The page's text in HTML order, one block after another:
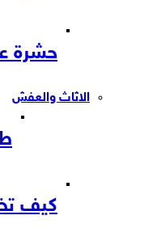
حشرة
الاثاث والعفش
كيف